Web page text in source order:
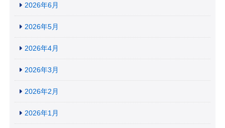
2026年6月
2026年5月
2026年4月
2026年3月
2026年2月
2026年1月